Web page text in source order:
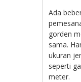
Ada
gorden
sama.
ukuran
seperti
meter.